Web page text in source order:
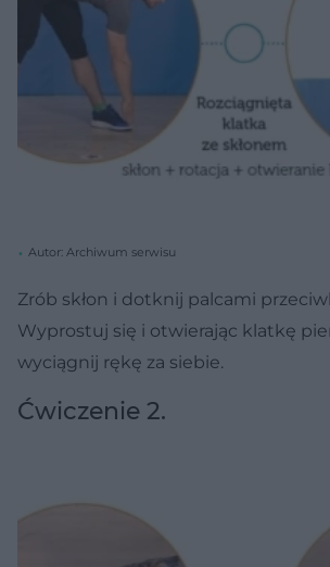
Autor: Archiwum serwisu
Zrób skłon i dotknij palcami
Wyprostuj się i otwierając klatkę
wyciągnij rękę za siebie.
Ćwiczenie 2.